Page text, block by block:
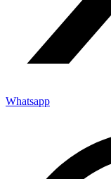
Whatsapp